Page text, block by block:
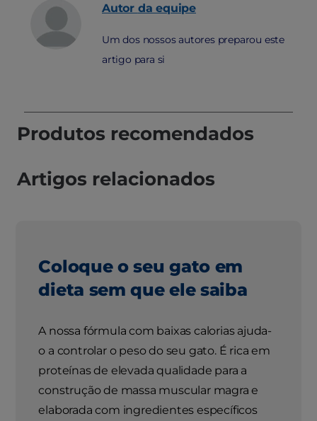
Autor da equipe
Um dos nossos autores preparou este
artigo para si
Produtos recomendados
Artigos relacionados
Coloque o seu gato em
dieta sem que ele saiba
A nossa fórmula com baixas calorias ajuda-
o a controlar o peso do seu gato. É rica em
proteínas de elevada qualidade para a
construção de massa muscular magra e
elaborada com ingredientes específicos